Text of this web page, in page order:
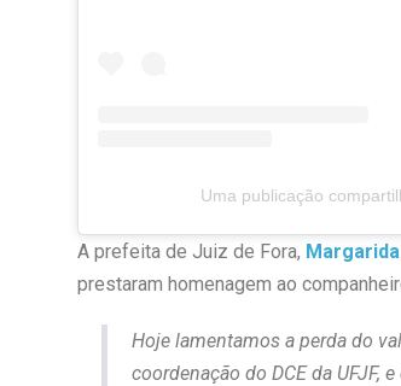
Uma publicação
A prefeita de Juiz de Fora,
prestaram homenagem ao
Hoje lamentamos a perda do
coordenação do DCE da UFJF,